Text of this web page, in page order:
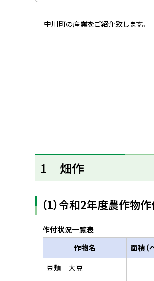
中川町の産業をご紹介致します。
1 畑作
（1）令和2年度農作物
作付状況一覧表
作物名
面積（
豆類 大豆